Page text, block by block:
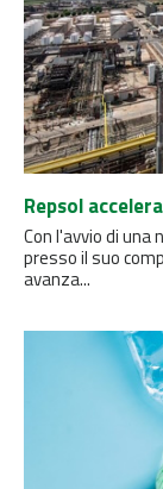
Repsol
Con l'avvio di una
presso il suo
avanza...